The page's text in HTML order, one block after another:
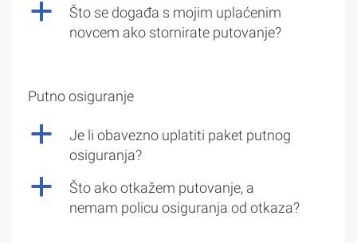
a
Što se događa s mojim uplaćenim
novcem ako stornirate putovanje?
Putno osiguranje
a
Je li obavezno uplatiti paket putnog
osiguranja?
a
Što ako otkažem putovanje, a
nemam policu osiguranja od otkaza?